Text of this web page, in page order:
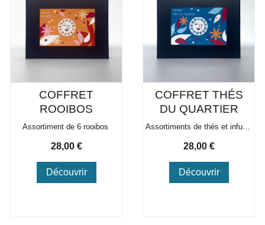
COFFRET
ROOIBOS
Assortiment de 6 rooibos
Prix
28,00 €
Découvrir
COFFRET THÉS
DU QUARTIER
Assortiments de thés et infusions aux noms du 20ème
Prix
28,00 €
Découvrir